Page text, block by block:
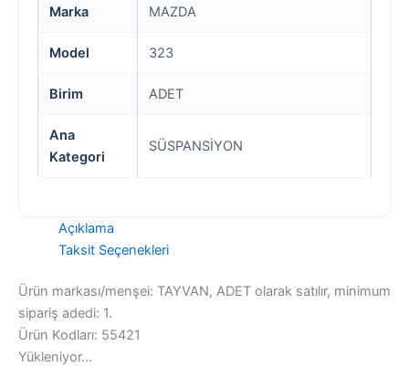
Marka MAZDA
Model 323
Birim ADET
Ana
Kategori
SÜSPANSİYON
Açıklama
Taksit Seçenekleri
Ürün markası/menşei: TAYVAN, ADET olarak satılır, minimum
sipariş adedi: 1.
Ürün Kodları: 55421
Yükleniyor...